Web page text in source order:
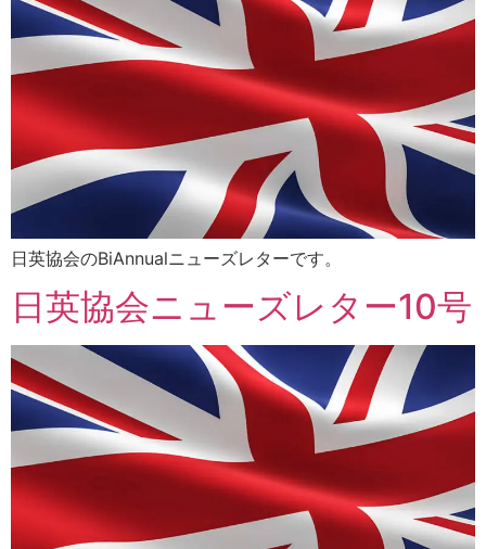
日英協会のBiAnnualニューズレターです。
日英協会ニューズレター10号